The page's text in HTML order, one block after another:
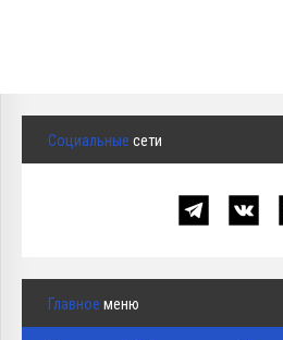
Социальные сети
Главное меню